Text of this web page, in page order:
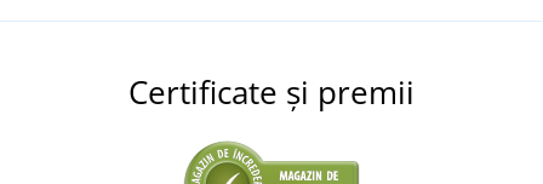
Certificate și premii